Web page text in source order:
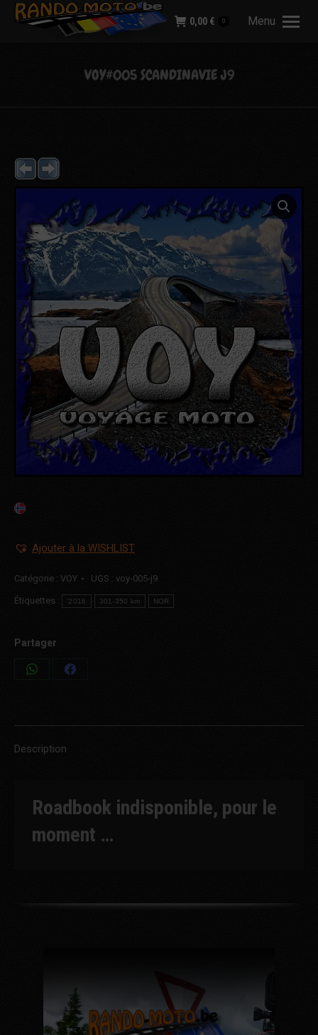
Menu
0,00 € 0
VOY#005 SCANDINAVIE J9
Ajouter à la WISHLIST
Catégorie : VOY UGS : voy-005-j9
Étiquettes : '2016 301-350 km NOR
Partager
Share
Share
Description
Roadbook indisponible, pour le
moment …